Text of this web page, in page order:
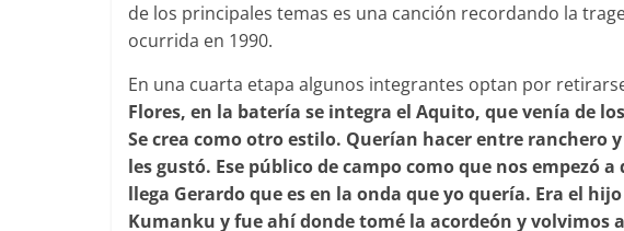
de los principales temas es una canción recordando la
ocurrida en 1990.
En una cuarta etapa algunos integrantes optan por
Flores, en la batería se integra el Aquito, que venía de
Se crea como otro estilo. Querían hacer entre ranchero
les gustó. Ese público de campo como que nos empezó
llega Gerardo que es en la onda que yo quería. Era el
Kumanku y fue ahí donde tomé la acordeón y volvimos